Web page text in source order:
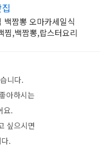
짬뽕 오마카세일식
찜,백짬뽕,랍스터요리
니다.
아하시는
요.
싶으시면
.